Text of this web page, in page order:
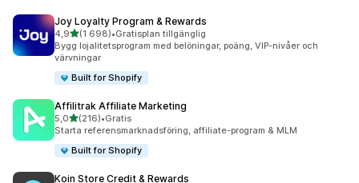
Joy Loyalty Program & Rewards
4,9av 5 stjärnor
(1 698)
1698 recensioner totalt
•Gratisplan tillgänglig
Bygg lojalitetsprogram med belöningar, poäng, VIP-nivåer och
värvningar
Built for Shopify
Affilitrak Affiliate Marketing
5,0av 5 stjärnor
(216)
216 recensioner totalt
•Gratis
Starta referensmarknadsföring, affiliate-program & MLM
Built for Shopify
Koin Store Credit & Rewards